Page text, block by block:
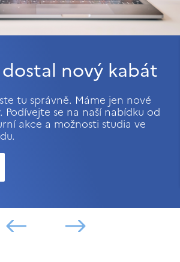
nový kabát
tu správně. Máme jen nové
Podívejte se na naší nabídku od
akce a možnosti studia ve